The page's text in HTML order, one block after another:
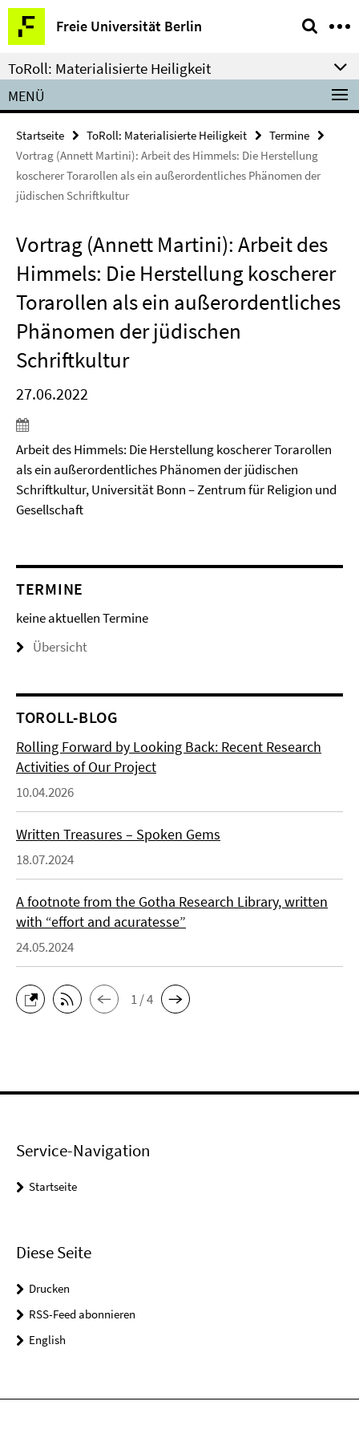
Springe
direkt
zu
Inhalt
Freie Universität Berlin
Service-
Navigation
ToRoll: Materialisierte Heiligkeit
MENÜ
Startseite ToRoll: Materialisierte Heiligkeit
Termine
Vortrag (Annett Martini): Arbeit des Himmels: Die Herstellung
koscherer Torarollen als ein außerordentliches Phänomen der
jüdischen Schriftkultur
Vortrag (Annett Martini): Arbeit des
Himmels: Die Herstellung koscherer
Torarollen als ein außerordentliches
Phänomen der jüdischen
Schriftkultur
27.06.2022
Arbeit des Himmels: Die Herstellung koscherer Torarollen
als ein außerordentliches Phänomen der jüdischen
Schriftkultur, Universität Bonn – Zentrum für Religion und
Gesellschaft
TERMINE
keine aktuellen Termine
Übersicht
TOROLL-BLOG
Rolling Forward by Looking Back: Recent Research
Activities of Our Project
10.04.2026
Written Treasures – Spoken Gems
18.07.2024
A footnote from the Gotha Research Library, written
with “effort and acuratesse”
24.05.2024
1 / 4
Service-Navigation
Startseite
Diese Seite
Drucken
RSS-Feed abonnieren
English